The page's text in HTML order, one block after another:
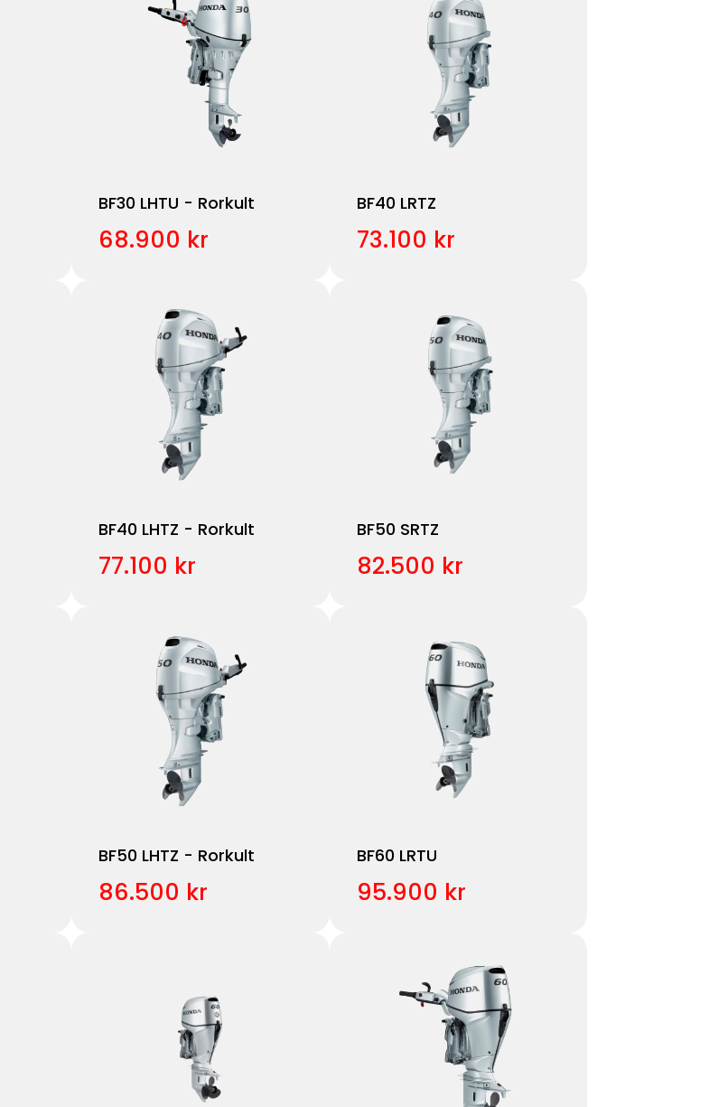
BF30 LHTU - Rorkult
68.900 kr
BF40 LRTZ
73.100 kr
BF40 LHTZ - Rorkult
77.100 kr
BF50 SRTZ
82.500 kr
BF50 LHTZ - Rorkult
86.500 kr
BF60 LRTU
95.900 kr